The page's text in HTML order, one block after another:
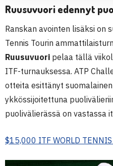
Ruusuvuori edennyt
Ranskan avointen lisäksi on
Tennis Tourin
Ruusuvuori pelaa tällä
ITF-turnauksessa. ATP
otteita esittänyt
ykkössijoitettuna
puolivälierässä on vastassa
$15,000 ITF WORLD